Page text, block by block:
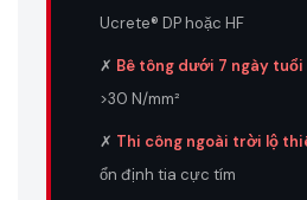
Ucrete® DP hoặc HF
✗ Bê tông dưới 7 ngày tuổi
>30 N/mm²
✗ Thi công ngoài trời lộ
ổn định tia cực tím